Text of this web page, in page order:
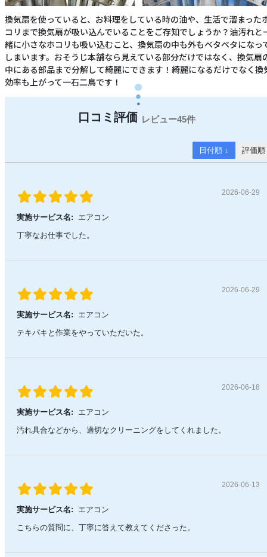
換気扇を使っていると、お料理をしている時の油や、生活で溜まった
コリまで換気扇が吸い込んでいることをご存知でしょうか？油汚れと
緒に小さなホコリも吸い込むこと、換気扇の中も外もベタベタになっ
しまいます。おそうじ本舗なら見えている部分だけではなく、換気扇
中にある部品まで分解して綺麗にできます！綺麗になるだけでなく換
効率も上がって一石二鳥です！
45件
日付順 ↓ 評価順
2026-06-29
実施サービス名:
エアコン
丁寧なお仕事でした。
2026-06-29
実施サービス名:
エアコン
テキパキと作業をやっていただいた。
2026-06-18
実施サービス名:
エアコン
汚れ具合などから、適切なクリーニングをしてくれました。
2026-06-13
実施サービス名:
エアコン
こちらの質問に、丁寧に答えて教えてくださった。